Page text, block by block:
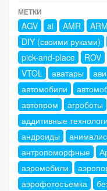
МЕТКИ
AGV ai AMR ARM
DIY (своими руками)
pick-and-place
ROV
VTOL
аватары
автомобили
автопром
агроботы
аддитивные
андроиды
антропоморфные
аэромобили
аэрофотосъемка